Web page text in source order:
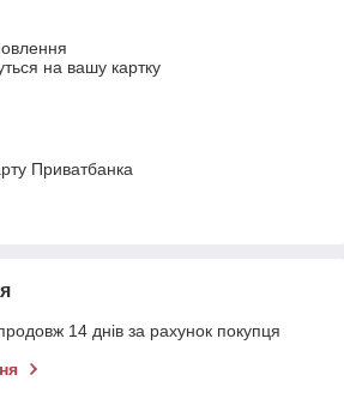
на вашу картку
Приватбанка
14 днів за рахунок покупця